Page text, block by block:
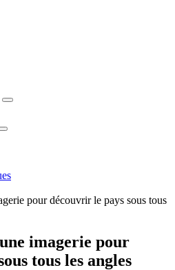
pour découvrir le pays sous tous
imagerie pour
tous les angles